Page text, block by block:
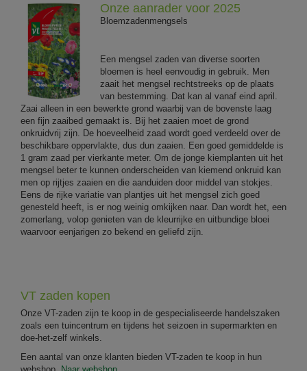
Onze aanrader voor 2025
Bloemzadenmengsels
Een mengsel zaden van diverse soorten
bloemen is heel eenvoudig in gebruik. Men
zaait het mengsel rechtstreeks op de plaats
van bestemming. Dat kan al vanaf eind april.
Zaai alleen in een bewerkte grond waarbij van de bovenste laag
een fijn zaaibed gemaakt is. Bij het zaaien moet de grond
onkruidvrij zijn. De hoeveelheid zaad wordt goed verdeeld over de
beschikbare oppervlakte, dus dun zaaien. Een goed gemiddelde is
1 gram zaad per vierkante meter. Om de jonge kiemplanten uit het
mengsel beter te kunnen onderscheiden van kiemend onkruid kan
men op rijtjes zaaien en die aanduiden door middel van stokjes.
Eens de rijke variatie van plantjes uit het mengsel zich goed
genesteld heeft, is er nog weinig omkijken naar. Dan wordt het, een
zomerlang, volop genieten van de kleurrijke en uitbundige bloei
waarvoor eenjarigen zo bekend en geliefd zijn.
VT zaden kopen
Onze VT-zaden zijn te koop in de gespecialiseerde handelszaken
zoals een tuincentrum en tijdens het seizoen in supermarkten en
doe-het-zelf winkels.
Een aantal van onze klanten bieden VT-zaden te koop in hun